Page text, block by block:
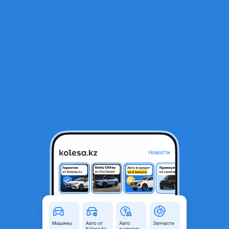
Стекло фары Бмв е36 Алматы, в наличии читайте описание
Алматы, Алматинская